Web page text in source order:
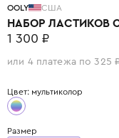
OOLY США
НАБОР ЛАСТИКОВ
1 300 ₽
или 4 платежа по 325
Цвет: мультиколор
Размер